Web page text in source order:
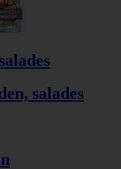
salades